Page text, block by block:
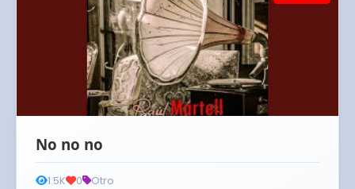
No no no
1.5K 0 Otro